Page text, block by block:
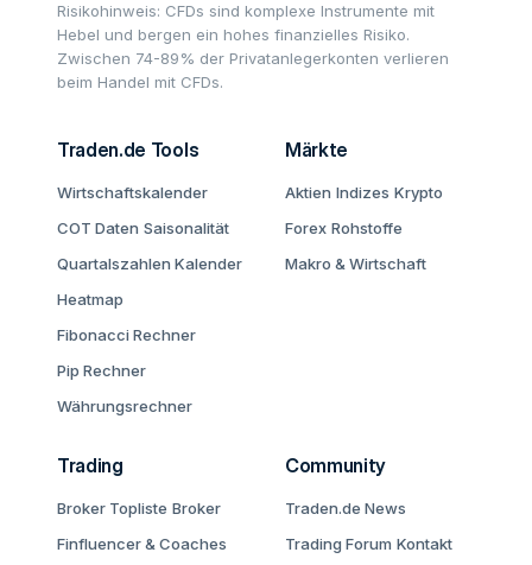
Risikohinweis: CFDs sind komplexe Instrumente mit
Hebel und bergen ein hohes finanzielles Risiko.
Zwischen 74-89% der Privatanlegerkonten verlieren
beim Handel mit CFDs.
Traden.de Tools
Wirtschaftskalender
COT Daten Saisonalität
Quartalszahlen Kalender
Heatmap
Fibonacci Rechner
Pip Rechner
Währungsrechner
Märkte
Aktien Indizes Krypto
Forex Rohstoffe
Makro & Wirtschaft
Trading
Broker Topliste Broker
Finfluencer & Coaches
Community
Traden.de News
Trading Forum Kontakt